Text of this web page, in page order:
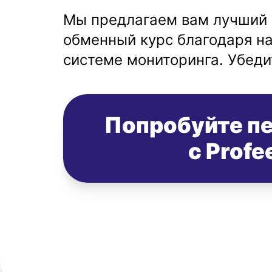
Мы предлагаем вам лучший
обменный курс благодаря
системе мониторинга.
Попробуйте
с